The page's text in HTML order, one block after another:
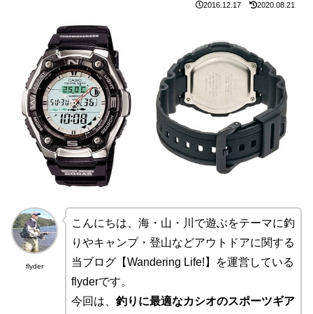
2016.12.17 2020.08.21
flyder
こんにちは、海・山・川で遊ぶをテーマに釣
りやキャンプ・登山などアウトドアに関する
当ブログ【Wandering Life!】を運営している
flyderです。
今回は、 釣りに最適なカシオのスポーツギア